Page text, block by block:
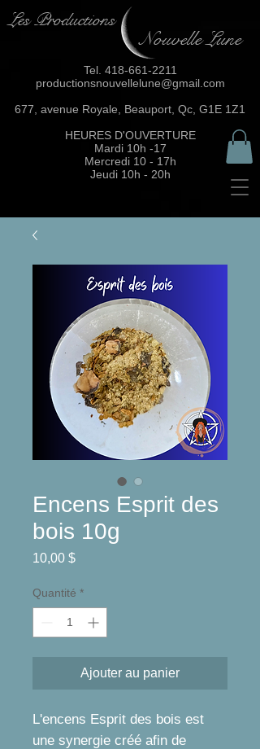
Les Productions
Nouvelle Lune
Tel. 418-661-2211
productionsnouvellelune@gmail.com
677, avenue Royale, Beauport, Qc, G1E 1Z1
HEURES D'OUVERTURE
Mardi 10h -17
Mercredi 10 - 17h
Jeudi 10h - 20h
Encens Esprit des
bois 10g
10,00 $Prix
Quantité *
Ajouter au panier
L'encens Esprit des bois est
une synergie créé afin de